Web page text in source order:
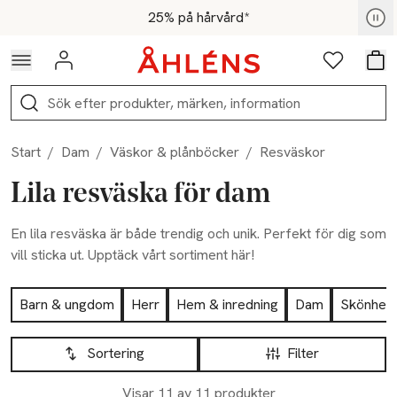
Hoppa till navigationsmenyn25% på hårvård*
För medlemmar - Shoppa nu
Logga in Favoriter
Sök
Start / Dam / Väskor & plånböcker / Resväskor
Lila resväska för dam
En lila resväska är både trendig och unik. Perfekt för dig som
vill sticka ut. Upptäck vårt sortiment här!
Hoppa till produktsidan
Barn & ungdom Herr Hem & inredning Dam
Skönhet
Hoppa till produktsidan
Filter
Sortering
Lista över produkter